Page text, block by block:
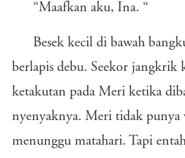
“Maafkan aku, Ina. “
Besek kecil di bawah
berlapis debu. Seekor jangkrik
ketakutan pada Meri ketika
nyenyaknya. Meri tidak punya
menunggu matahari. Tapi